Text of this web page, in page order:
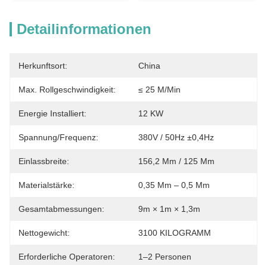
Detailinformationen
Herkunftsort: China
Max. Rollgeschwindigkeit: ≤ 25 M/min
Energie Installiert: 12 KW
Spannung/Frequenz: 380V / 50Hz ±0,4Hz
Einlassbreite: 156,2 Mm / 125 Mm
Materialstärke: 0,35 Mm – 0,5 Mm
Gesamtabmessungen: 9m × 1m × 1,3m
Nettogewicht: 3100 KILOGRAMM
Erforderliche Operatoren: 1–2 Personen